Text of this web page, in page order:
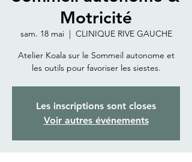
Motricité
sam. 18 mai
  |
CLINIQUE RIVE GAUCHE
Atelier Koala sur le Sommeil autonome et
les outils pour favoriser les siestes.
Les inscriptions sont closes
Voir autres événements